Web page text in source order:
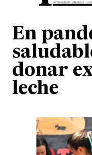
En
donar
leche